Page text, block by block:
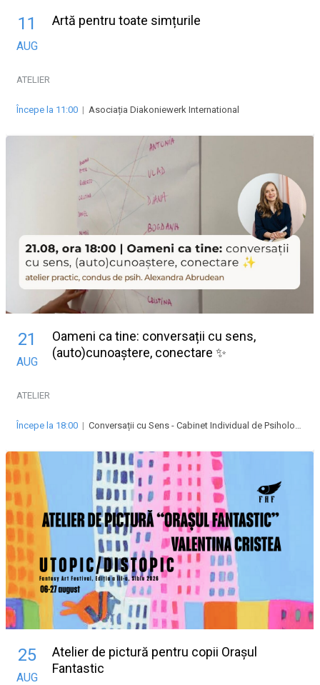
11
AUG
Artă pentru toate simțurile
ATELIER
Începe la 11:00 | Asociația Diakoniewerk International
21
AUG
Oameni ca tine: conversații cu sens,
(auto)cunoaștere, conectare ✨
ATELIER
Începe la 18:00 | Conversații cu Sens - Cabinet Individual de Psihologie Abrudean Alexandra
25
AUG
Atelier de pictură pentru copii Orașul
Fantastic